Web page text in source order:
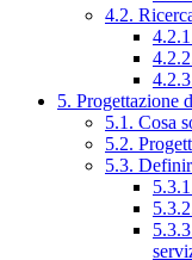
4.2.
5. Progettazione
5.1. Cosa
5.2.
5.3.